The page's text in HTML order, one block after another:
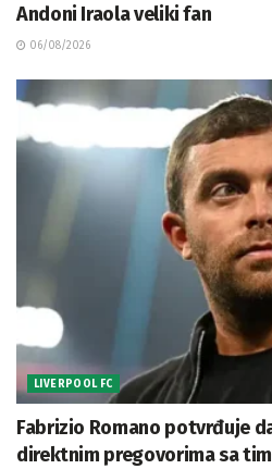
Andoni Iraola veliki fan
06/08/2026
LIVERPOOL FC
Fabrizio Romano potvrđuje
direktnim pregovorima sa